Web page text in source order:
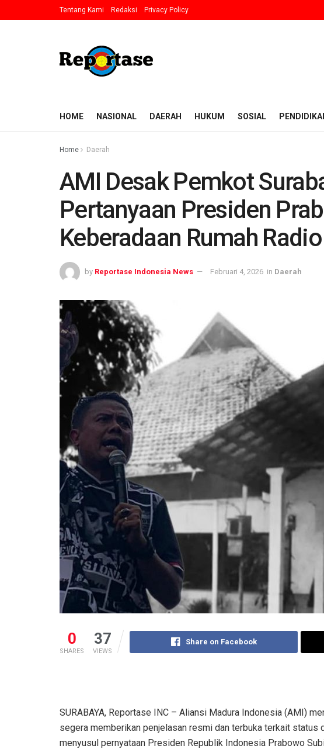
Tentang Kami Redaksi Privacy Policy
HOME NASIONAL DAERAH HUKUM SOSIAL
Home Daerah
AMI Desak Pemkot
Pertanyaan Presiden
Keberadaan Rumah
by Reportase Indonesia News Februari 4, 2026 in Daerah
0
SHARES
37
VIEWS
Share on Facebook
SURABAYA, Reportase INC – Aliansi Madura Indonesia (AMI)
segera memberikan penjelasan resmi dan terbuka terkait status
menyusul pernyataan Presiden Republik Indonesia Prabowo